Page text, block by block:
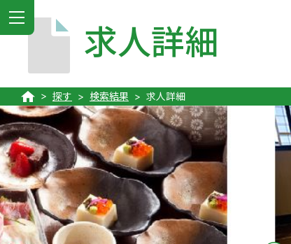
MENU
求人詳細
探す 検索結果 求人詳細